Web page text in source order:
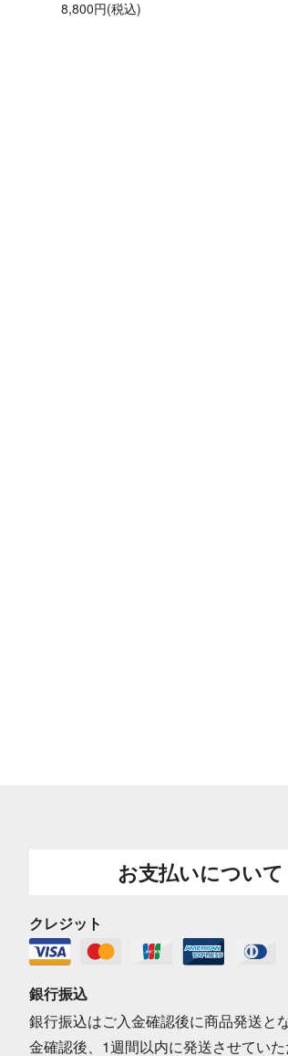
8,800円(税込)
お支払いについて
クレジット
銀行振込
銀行振込はご入金確認後に商品発送と
金確認後、1週間以内に発送させていた